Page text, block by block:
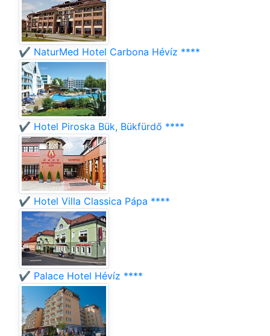
✔️ NaturMed Hotel Carbona Hévíz ****
✔️ Hotel Piroska Bük, Bükfürdő ****
✔️ Hotel Villa Classica Pápa ****
✔️ Palace Hotel Hévíz ****